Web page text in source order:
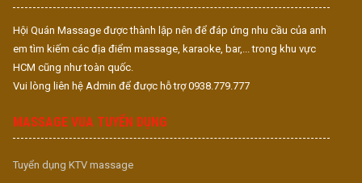
Hội Quán Massage được thành lập nên để đáp ứng nhu cầu của anh
em tìm kiếm các địa điểm massage, karaoke, bar,... trong khu vực
HCM cũng như toàn quốc.
Vui lòng liên hệ Admin để được hỗ trợ 0938.779.777
MASSAGE VUA TUYỂN DỤNG
Tuyển dụng KTV massage